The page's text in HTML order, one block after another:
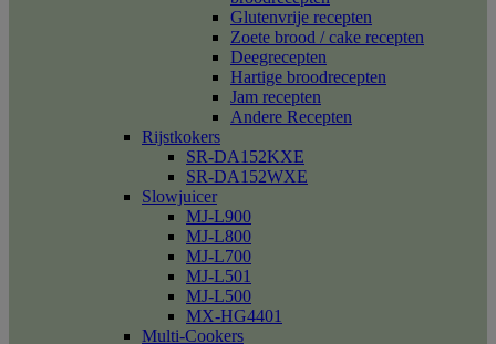
Glutenvrije recepten
Zoete brood / cake recepten
Deegrecepten
Hartige broodrecepten
Jam recepten
Andere Recepten
Rijstkokers
SR-DA152KXE
SR-DA152WXE
Slowjuicer
MJ-L900
MJ-L800
MJ-L700
MJ-L501
MJ-L500
MX-HG4401
Multi-Cookers